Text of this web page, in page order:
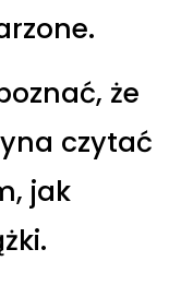
że
czytać
jak